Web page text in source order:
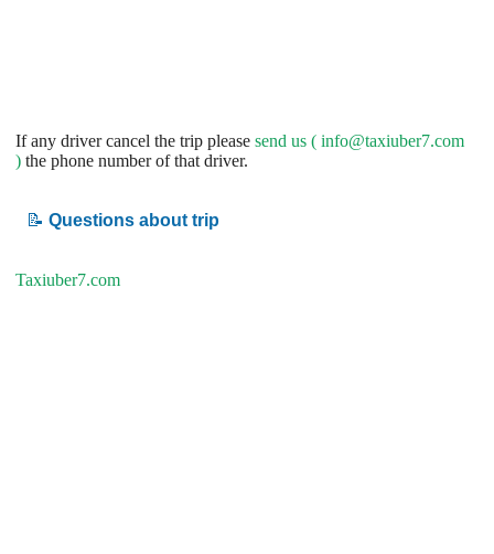
If any driver cancel the trip please send us ( info@taxiuber7.com
) the phone number of that driver.
📝 Questions about trip
Taxiuber7.com